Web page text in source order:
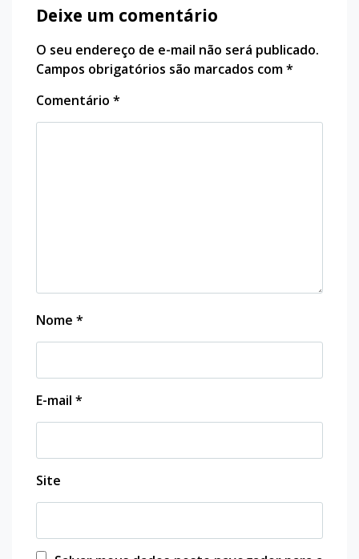
Deixe um comentário
O seu endereço de e-mail não será publicado.
Campos obrigatórios são marcados com*
Comentário *
Nome *
E-mail *
Site